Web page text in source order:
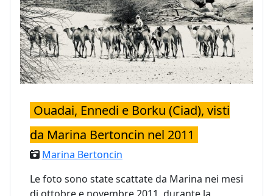
Ouadai, Ennedi e Borku (Ciad), visti
da Marina Bertoncin nel 2011
Marina Bertoncin
Le foto sono state scattate da Marina nei mesi